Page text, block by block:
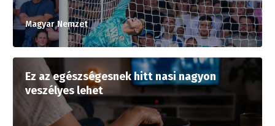
Magyar Nemzet
Ez az egészségesnek hitt nasi nagyon
veszélyes lehet